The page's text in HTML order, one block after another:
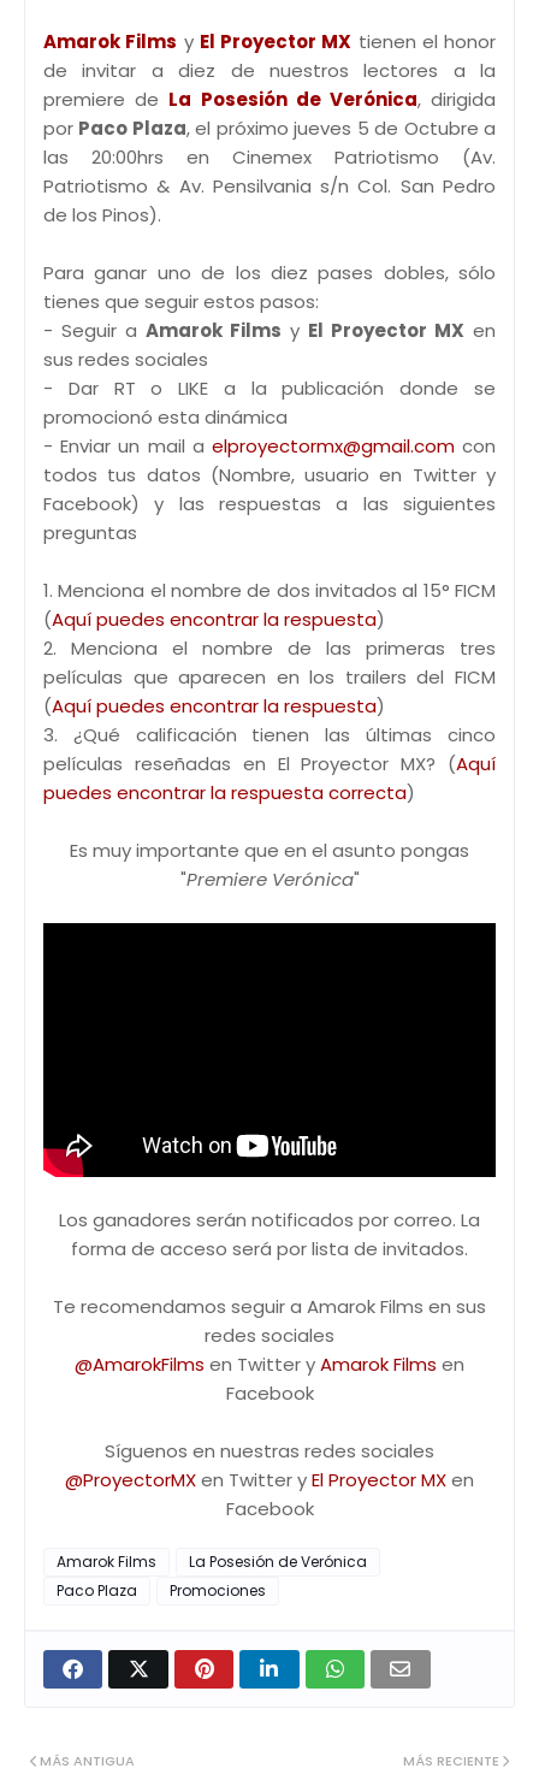
Amarok Films y El Proyector MX tienen el honor
de invitar a diez de nuestros lectores a la
premiere de La Posesión de Verónica, dirigida
por Paco Plaza, el próximo jueves 5 de Octubre a
las 20:00hrs en Cinemex Patriotismo (Av.
Patriotismo & Av. Pensilvania s/n Col. San Pedro
de los Pinos).
Para ganar uno de los diez pases dobles, sólo
tienes que seguir estos pasos:
- Seguir a Amarok Films y El Proyector MX en
sus redes sociales
- Dar RT o LIKE a la publicación donde se
promocionó esta dinámica
- Enviar un mail a elproyectormx@gmail.comcon
todos tus datos (Nombre, usuario en Twitter y
Facebook) y las respuestas a las siguientes
preguntas
1. Menciona el nombre de dos invitados al 15° FICM
(Aquí puedes encontrar la respuesta)
2. Menciona el nombre de las primeras tres
películas que aparecen en los trailers del FICM
(Aquí puedes encontrar la respuesta)
3. ¿Qué calificación tienen las últimas cinco
películas reseñadas en El Proyector MX? (Aquí
puedes encontrar la respuesta correcta)
Es muy importante que en el asunto pongas
"Premiere Verónica"
Los ganadores serán notificados por correo. La
forma de acceso será por lista de invitados.
Te recomendamos seguir a Amarok Films en sus
redes sociales
@AmarokFilms en Twitter yAmarok Films en
Facebook
Síguenos en nuestras redes sociales
@ProyectorMXen Twitter yEl Proyector MXen
Facebook
Amarok Films
La Posesión de Verónica
Paco Plaza
Promociones
MÁS RECIENTE
MÁS ANTIGUA